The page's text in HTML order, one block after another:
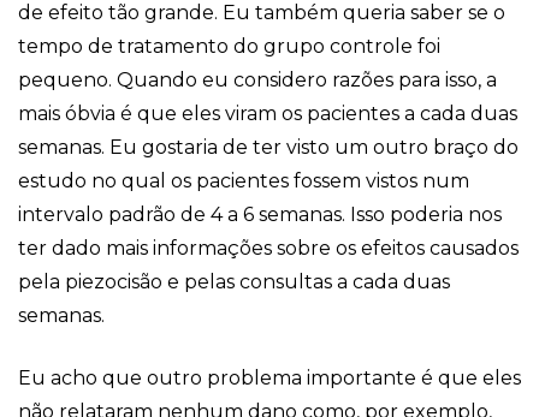
de efeito tão grande. Eu também queria saber se o
tempo de tratamento do grupo controle foi
pequeno. Quando eu considero razões para isso, a
mais óbvia é que eles viram os pacientes a cada duas
semanas. Eu gostaria de ter visto um outro braço do
estudo no qual os pacientes fossem vistos num
intervalo padrão de 4 a 6 semanas. Isso poderia nos
ter dado mais informações sobre os efeitos causados
pela piezocisão e pelas consultas a cada duas
semanas.
Eu acho que outro problema importante é que eles
não relataram nenhum dano como, por exemplo,